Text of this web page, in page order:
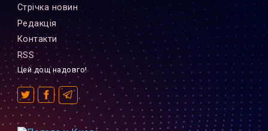
Стрiчка новин
Редакцiя
Контакти
RSS
Цей дощ надовго!